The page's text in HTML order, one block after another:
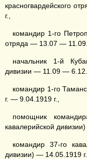
красногвардейского
г.,
командир 1-го
отряда — 13.07 —
начальник 1-й
дивизии — 11.09 —
командир 1-го
г. — 9.04.1919 г.,
помощник
кавалерийской
командир 37-го
дивизии) — 14.05.1919